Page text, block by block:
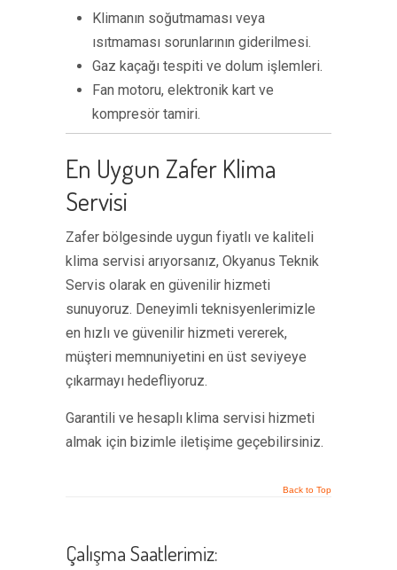
Klimanın soğutmaması veya
ısıtmaması sorunlarının giderilmesi.
Gaz kaçağı tespiti ve dolum işlemleri.
Fan motoru, elektronik kart ve
kompresör tamiri.
En Uygun Zafer Klima
Servisi
Zafer bölgesinde uygun fiyatlı ve kaliteli
klima servisi arıyorsanız, Okyanus Teknik
Servis olarak en güvenilir hizmeti
sunuyoruz. Deneyimli teknisyenlerimizle
en hızlı ve güvenilir hizmeti vererek,
müşteri memnuniyetini en üst seviyeye
çıkarmayı hedefliyoruz.
Garantili ve hesaplı klima servisi hizmeti
almak için bizimle iletişime geçebilirsiniz.
Back to Top
Çalışma Saatlerimiz: